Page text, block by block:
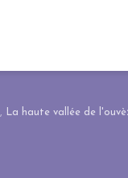
, La haute vallée de